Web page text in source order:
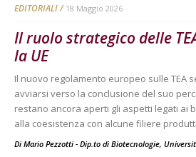
EDITORIALI 18 Maggio 2026
Il ruolo strategico delle
la UE
Il nuovo regolamento europeo sulle TEA
avviarsi verso la conclusione del suo
restano ancora aperti gli aspetti legati ai
alla coesistenza con alcune filiere
Di Mario Pezzotti - Dip.to di Biotecnologie,